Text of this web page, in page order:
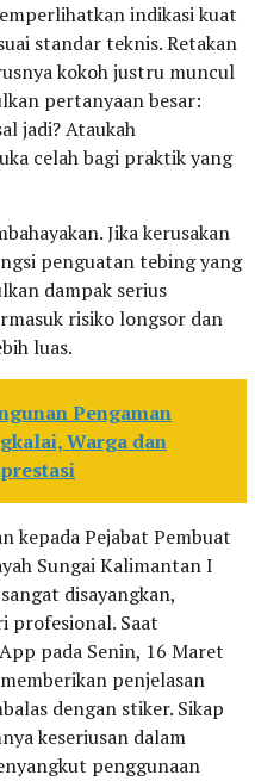
indikasi kuat
standar teknis. Retakan
kokoh justru muncul
pertanyaan besar:
jadi? Ataukah
celah bagi praktik yang
Jika kerusakan
penguatan tebing yang
dampak serius
risiko longsor dan
luas.
Pengaman
Warga dan
kepada Pejabat Pembuat
Sungai Kalimantan I
disayangkan,
profesional. Saat
pada Senin, 16 Maret
penjelasan
dengan stiker. Sikap
keseriusan dalam
penggunaan